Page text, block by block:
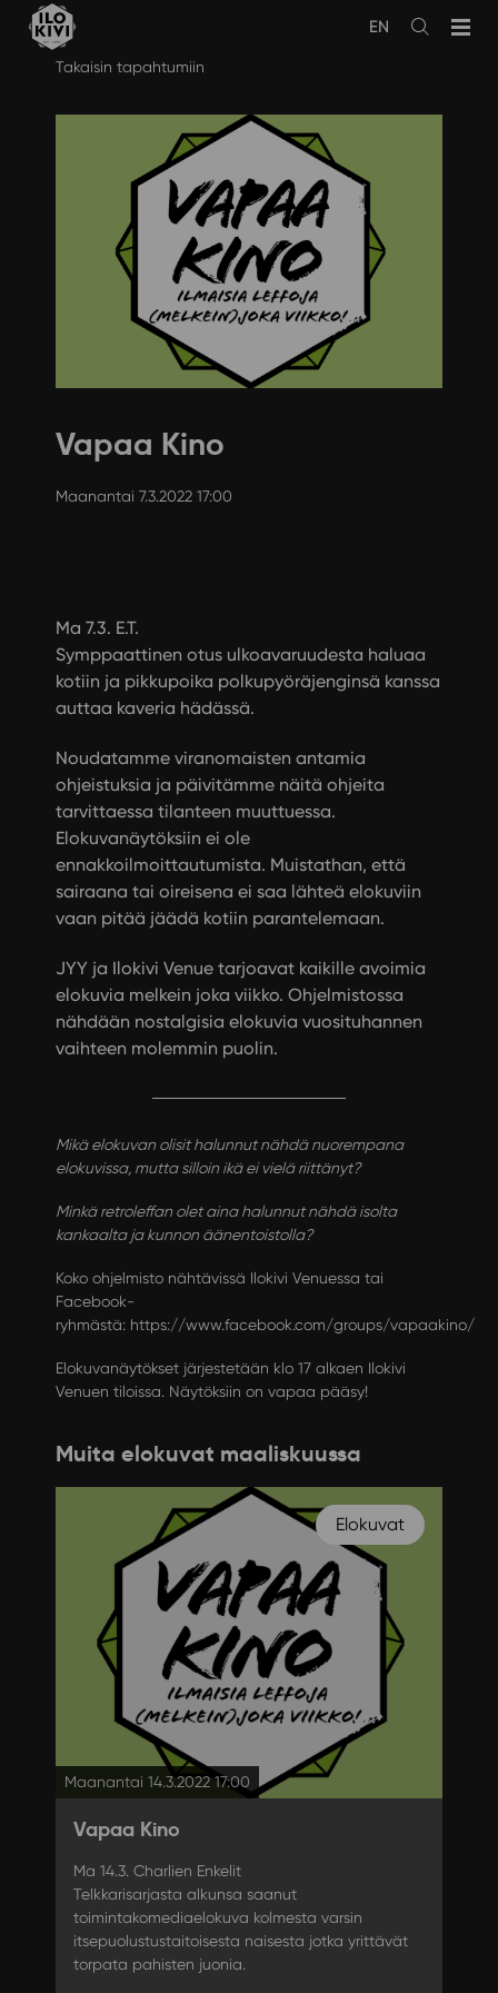
Avaa
EN
Takaisin tapahtumiin
Vapaa Kino
Maanantai 7.3.2022 17:00
Ma 7.3. E.T.
Symppaattinen otus ulkoavaruudesta haluaa
kotiin ja pikkupoika polkupyöräjenginsä kanssa
auttaa kaveria hädässä.
Noudatamme viranomaisten antamia
ohjeistuksia ja päivitämme näitä ohjeita
tarvittaessa tilanteen muuttuessa.
Elokuvanäytöksiin ei ole
ennakkoilmoittautumista. Muistathan, että
sairaana tai oireisena ei saa lähteä elokuviin
vaan pitää jäädä kotiin parantelemaan.
JYY ja Ilokivi Venue tarjoavat kaikille avoimia
elokuvia melkein joka viikko. Ohjelmistossa
nähdään nostalgisia elokuvia vuosituhannen
vaihteen molemmin puolin.
Mikä elokuvan olisit halunnut nähdä nuorempana
elokuvissa, mutta silloin ikä ei vielä riittänyt?
Minkä retroleffan olet aina halunnut nähdä isolta
kankaalta ja kunnon äänentoistolla?
Koko ohjelmisto nähtävissä Ilokivi Venuessa tai
Facebook-
ryhmästä: https://www.facebook.com/groups/vapaakino/
Elokuvanäytökset järjestetään klo 17 alkaen Ilokivi
Venuen tiloissa. Näytöksiin on vapaa pääsy!
Muita elokuvat maaliskuussa
Elokuvat
Maanantai 14.3.2022 17:00
Vapaa Kino
Ma 14.3. Charlien Enkelit
Telkkarisarjasta alkunsa saanut
toimintakomediaelokuva kolmesta varsin
itsepuolustustaitoisesta naisesta jotka yrittävät
torpata pahisten juonia.